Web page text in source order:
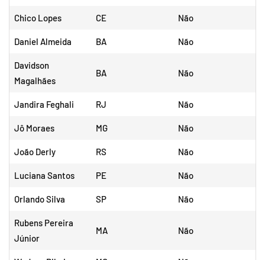
Chico Lopes CE Não
Daniel Almeida BA Não
Davidson
Magalhães
BA Não
Jandira Feghali RJ Não
Jô Moraes MG Não
João Derly RS Não
Luciana Santos PE Não
Orlando Silva SP Não
Rubens Pereira
Júnior
MA Não